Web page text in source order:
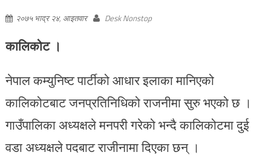
२०७५ भाद्र २४, आइतवार Desk Nonstop
कालिकोट ।
नेपाल कम्युनिष्ट पार्टीको आधार इलाका मानिएको
कालिकोटबाट जनप्रतिनिधिको राजनीमा सुरु भएको छ ।
गाउँपालिका अध्यक्षले मनपरी गरेको भन्दै कालिकोटमा दुई
वडा अध्यक्षले पदबाट राजीनामा दिएका छन् ।